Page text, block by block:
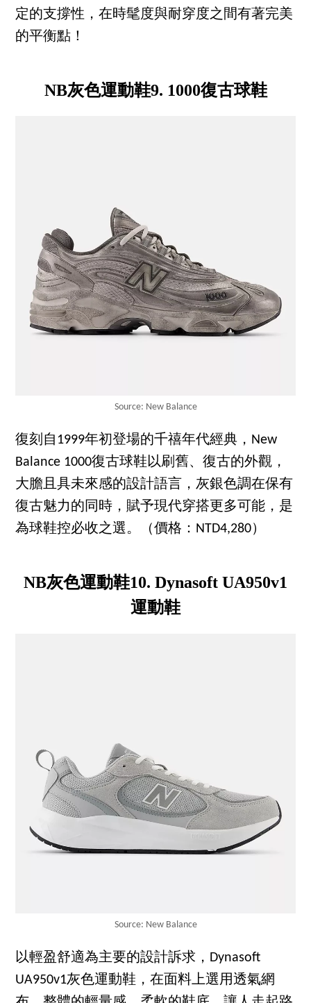
定的支撐性，在時髦度與耐穿度之間有著完美
的平衡點！
NB灰色運動鞋9. 1000復古球鞋
Source: New Balance
復刻自1999年初登場的千禧年代經典，New
Balance 1000復古球鞋以刷舊、復古的外觀，
大膽且具未來感的設計語言，灰銀色調在保有
復古魅力的同時，賦予現代穿搭更多可能，是
為球鞋控必收之選。（價格：NTD4,280）
NB灰色運動鞋10. Dynasoft UA950v1
運動鞋
Source: New Balance
以輕盈舒適為主要的設計訴求，Dynasoft
UA950v1灰色運動鞋，在面料上選用透氣網